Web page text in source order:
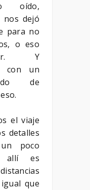
oído,
nos dejó
para no
o eso
Y
con un
de
el viaje
detalles
poco
allí es
que